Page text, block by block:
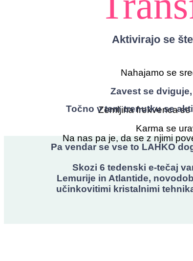
Aktivirajo se
Nahajamo se
Zavest se
Zemljina frekvenca
Karma se
Pa vendar se vse to LAHKO
Točno v tem trenutku se
Na nas pa je, da se z njimi
Skozi 6 tedenski e-tečaj
Lemurije in Atlantide,
učinkovitimi kristalnimi